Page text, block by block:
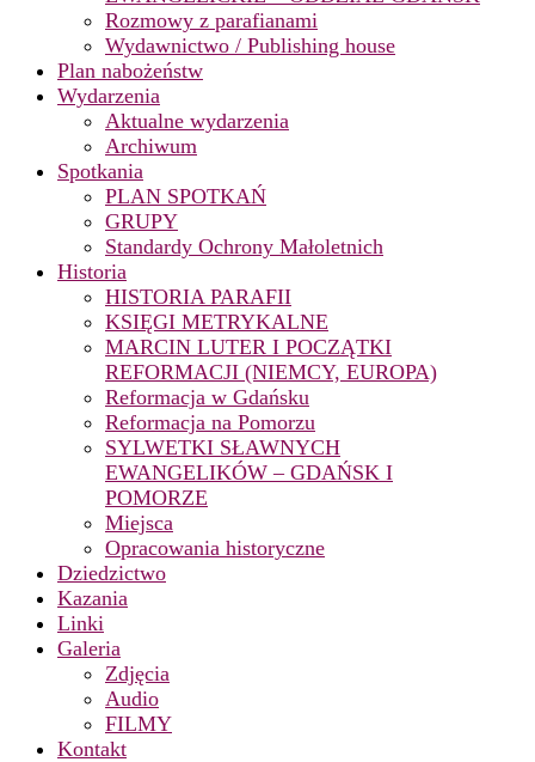
Rozmowy z parafianami
Wydawnictwo / Publishing house
Plan nabożeństw
Wydarzenia
Aktualne wydarzenia
Archiwum
Spotkania
PLAN SPOTKAŃ
GRUPY
Standardy Ochrony Małoletnich
Historia
HISTORIA PARAFII
KSIĘGI METRYKALNE
MARCIN LUTER I POCZĄTKI
REFORMACJI (NIEMCY, EUROPA)
Reformacja w Gdańsku
Reformacja na Pomorzu
SYLWETKI SŁAWNYCH
EWANGELIKÓW – GDAŃSK I
POMORZE
Miejsca
Opracowania historyczne
Dziedzictwo
Kazania
Linki
Galeria
Zdjęcia
Audio
FILMY
Kontakt